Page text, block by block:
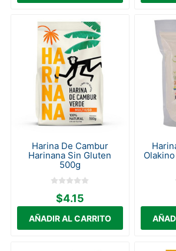
Harina De Cambur
Harinana Sin Gluten
500g
$4.15